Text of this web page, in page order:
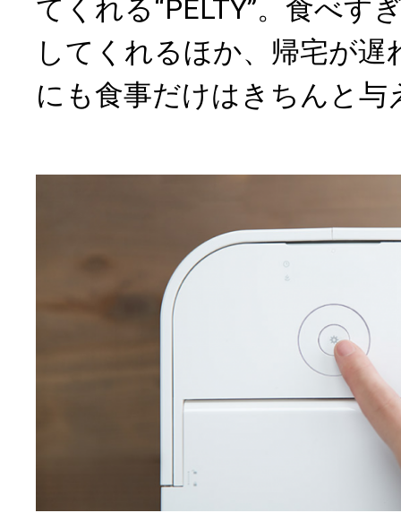
てくれる“PELTY”。食べす
してくれるほか、帰宅が
にも食事だけはきちんと与